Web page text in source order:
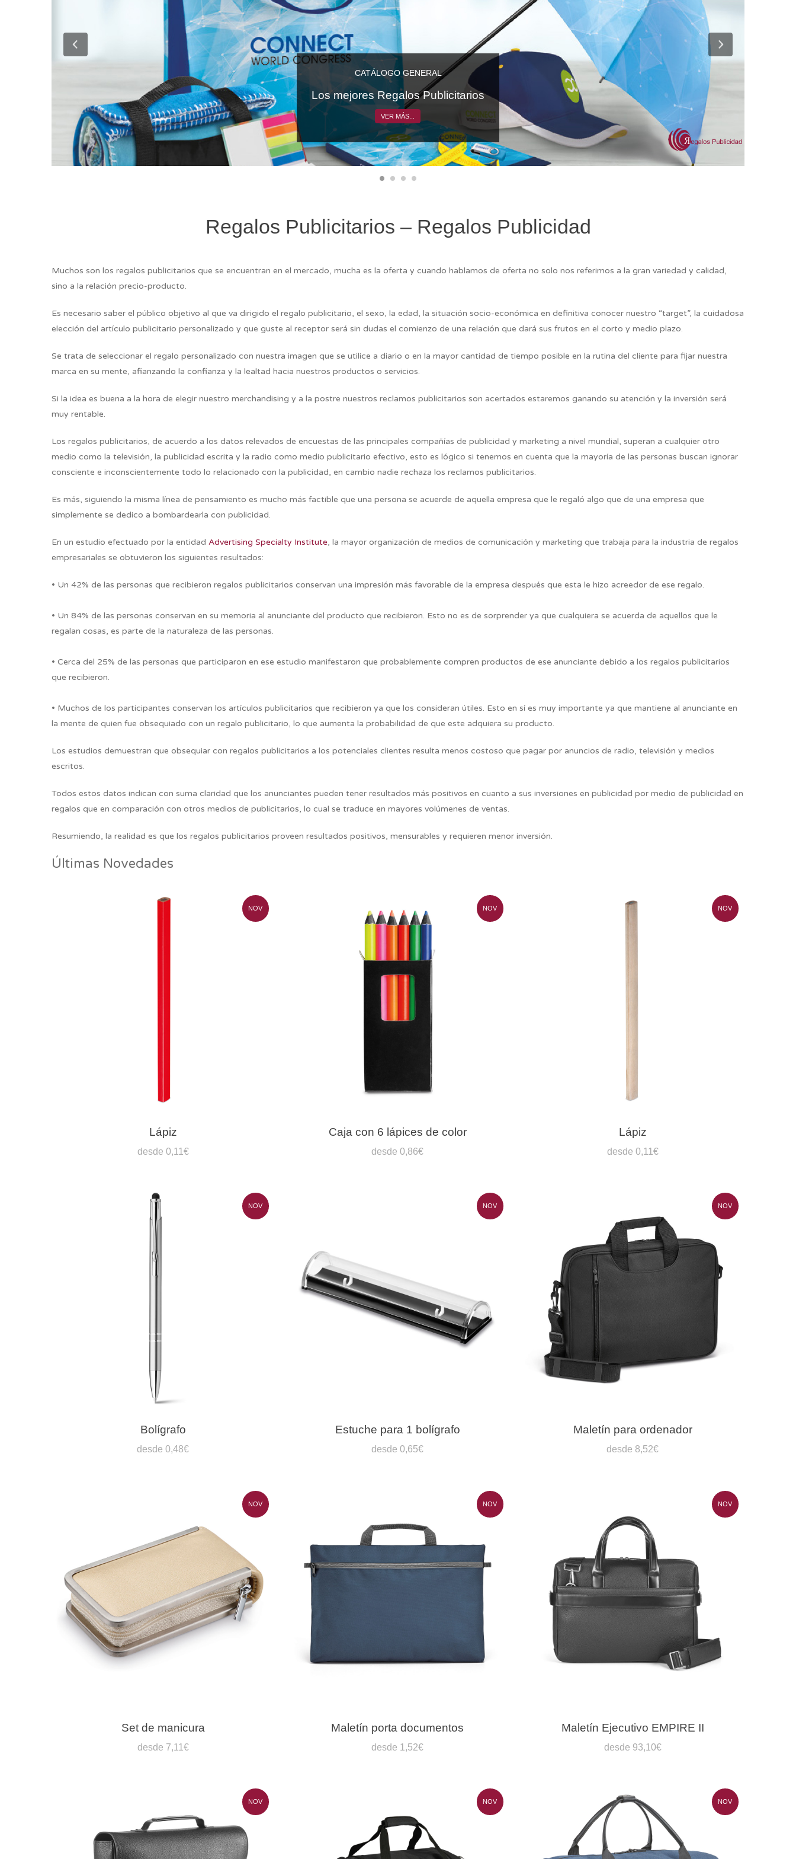
CATÁLOGO GENERAL
Los mejores Regalos Publicitarios
VER MÁS...
Regalos Publicitarios – Regalos Publicidad
Muchos son los regalos publicitarios que se encuentran en el mercado, mucha es la oferta y cuando hablamos de oferta no solo nos referimos a la gran variedad y calidad,
sino a la relación precio-producto.
Es necesario saber el público objetivo al que va dirigido el regalo publicitario, el sexo, la edad, la situación socio-económica en definitiva conocer nuestro “target”, la cuidadosa
elección del artículo publicitario personalizado y que guste al receptor será sin dudas el comienzo de una relación que dará sus frutos en el corto y medio plazo.
Se trata de seleccionar el regalo personalizado con nuestra imagen que se utilice a diario o en la mayor cantidad de tiempo posible en la rutina del cliente para fijar nuestra
marca en su mente, afianzando la confianza y la lealtad hacia nuestros productos o servicios.
Si la idea es buena a la hora de elegir nuestro merchandising y a la postre nuestros reclamos publicitarios son acertados estaremos ganando su atención y la inversión será
muy rentable.
Los regalos publicitarios, de acuerdo a los datos relevados de encuestas de las principales compañías de publicidad y marketing a nivel mundial, superan a cualquier otro
medio como la televisión, la publicidad escrita y la radio como medio publicitario efectivo, esto es lógico si tenemos en cuenta que la mayoría de las personas buscan ignorar
consciente e inconscientemente todo lo relacionado con la publicidad, en cambio nadie rechaza los reclamos publicitarios.
Es más, siguiendo la misma línea de pensamiento es mucho más factible que una persona se acuerde de aquella empresa que le regaló algo que de una empresa que
simplemente se dedico a bombardearla con publicidad.
En un estudio efectuado por la entidad Advertising Specialty Institute, la mayor organización de medios de comunicación y marketing que trabaja para la industria de regalos
empresariales se obtuvieron los siguientes resultados:
• Un 42% de las personas que recibieron regalos publicitarios conservan una impresión más favorable de la empresa después que esta le hizo acreedor de ese regalo.
• Un 84% de las personas conservan en su memoria al anunciante del producto que recibieron. Esto no es de sorprender ya que cualquiera se acuerda de aquellos que le
regalan cosas, es parte de la naturaleza de las personas.
• Cerca del 25% de las personas que participaron en ese estudio manifestaron que probablemente compren productos de ese anunciante debido a los regalos publicitarios
que recibieron.
• Muchos de los participantes conservan los artículos publicitarios que recibieron ya que los consideran útiles. Esto en sí es muy importante ya que mantiene al anunciante en
la mente de quien fue obsequiado con un regalo publicitario, lo que aumenta la probabilidad de que este adquiera su producto.
Los estudios demuestran que obsequiar con regalos publicitarios a los potenciales clientes resulta menos costoso que pagar por anuncios de radio, televisión y medios
escritos.
Todos estos datos indican con suma claridad que los anunciantes pueden tener resultados más positivos en cuanto a sus inversiones en publicidad por medio de publicidad en
regalos que en comparación con otros medios de publicitarios, lo cual se traduce en mayores volúmenes de ventas.
Resumiendo, la realidad es que los regalos publicitarios proveen resultados positivos, mensurables y requieren menor inversión.
Últimas Novedades
NOV
Lápiz
desde 0,11€
NOV
Caja con 6 lápices de color
desde 0,86€
NOV
Lápiz
desde 0,11€
NOV
Bolígrafo
desde 0,48€
NOV
Estuche para 1 bolígrafo
desde 0,65€
NOV
Maletín para ordenador
desde 8,52€
NOV
Set de manicura
desde 7,11€
NOV
Maletín porta documentos
desde 1,52€
NOV
Maletín Ejecutivo EMPIRE II
desde 93,10€
NOV NOV NOV